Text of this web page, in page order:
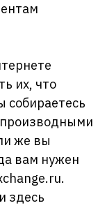
их, что
собираетесь
же вы
вам нужен
здесь